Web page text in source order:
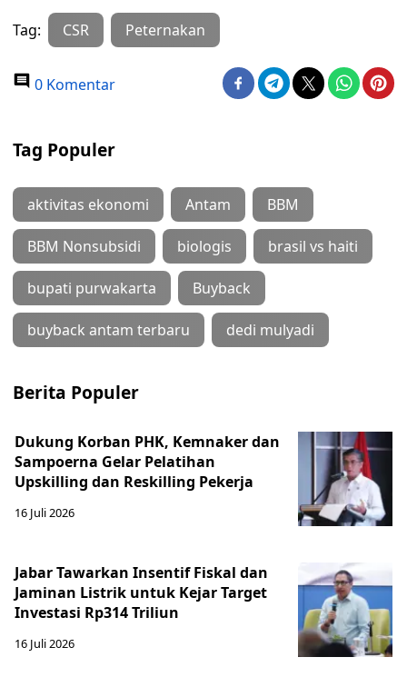
Tag: CSR Peternakan
0 Komentar
Tag Populer
aktivitas ekonomi Antam BBM
BBM Nonsubsidi biologis brasil vs haiti
bupati purwakarta Buyback
buyback antam terbaru dedi mulyadi
Berita Populer
Dukung Korban PHK, Kemnaker dan
Sampoerna Gelar Pelatihan
Upskilling dan Reskilling Pekerja
16 Juli 2026
Jabar Tawarkan Insentif Fiskal dan
Jaminan Listrik untuk Kejar Target
Investasi Rp314 Triliun
16 Juli 2026